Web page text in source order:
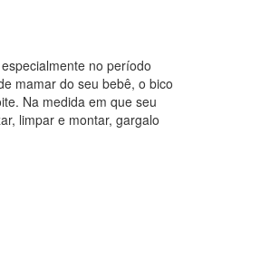
no período
mamar do seu bebê, o bico
Na medida em que seu
limpar e montar, gargalo